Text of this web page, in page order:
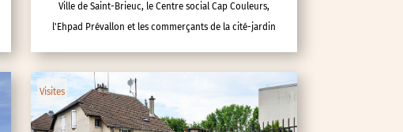
Ville de Saint-Brieuc, le Centre social Cap Couleurs,
l'Ehpad Prévallon et les commerçants de la cité-jardin
Visites